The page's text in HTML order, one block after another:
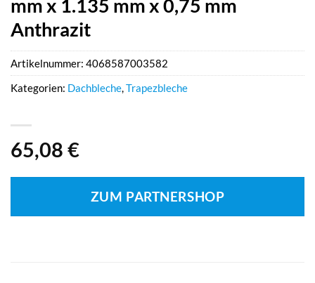
mm x 1.135 mm x 0,75 mm
Anthrazit
65,08 €
ZUM PARTNERSHOP
Artikelnummer: 4068587003582
Kategorien: Dachbleche,Trapezbleche